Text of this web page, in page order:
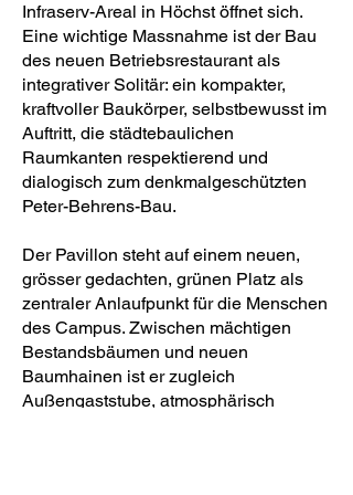
Infraserv-Areal in Höchst öffnet sich.
Eine wichtige Massnahme ist der Bau
des neuen Betriebsrestaurant als
integrativer Solitär: ein kompakter,
kraftvoller Baukörper, selbstbewusst im
Auftritt, die städtebaulichen
Raumkanten respektierend und
dialogisch zum denkmalgeschützten
Peter-Behrens-Bau.
Der Pavillon steht auf einem neuen,
grösser gedachten, grünen Platz als
zentraler Anlaufpunkt für die Menschen
des Campus. Zwischen mächtigen
Bestandsbäumen und neuen
Baumhainen ist er zugleich
Außengaststube, atmosphärisch